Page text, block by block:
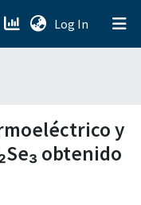
Log In (current)
y
obtenido